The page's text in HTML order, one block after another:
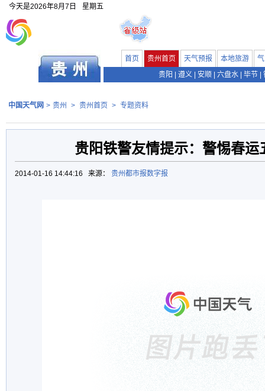
今天是2026年8月7日 星期五
首页 贵州首页 天气预报 本地旅游
贵阳
遵义 安顺 六盘水 毕节
中国天气网 > 贵州 > 贵州首页 > 专题资料
贵阳铁警友情提示：警惕春运
2014-01-16 14:44:16 来源： 贵州都市报数字报